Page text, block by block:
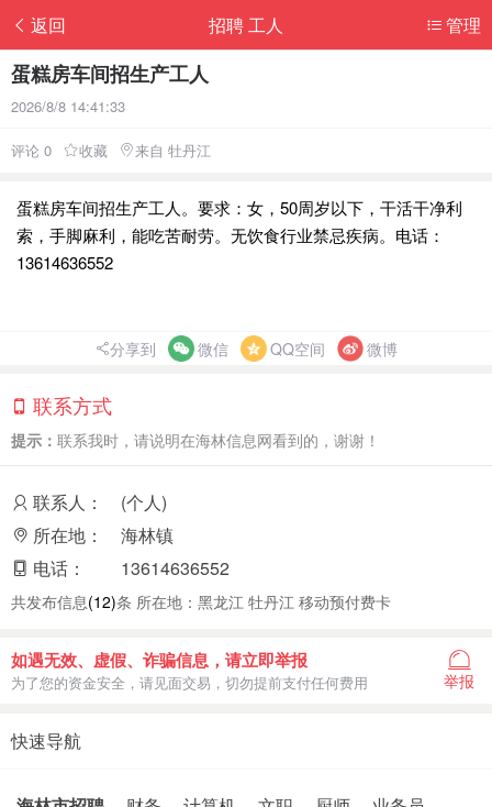
返回 管理
招聘 工人
蛋糕房车间招生产工人
2026/8/8 14:41:33
评论 0 收藏 来自 牡丹江
蛋糕房车间招生产工人。要求：女，50周岁以下，干活干净利
索，手脚麻利，能吃苦耐劳。无饮食行业禁忌疾病。电话：
13614636552
分享到 微信 QQ空间 微博
联系方式
提示： 联系我时，请说明在海林信息网看到的，谢谢！
联系人：
(个人)
所在地：
海林镇
电话：
13614636552
共发布信息(12)条 所在地：黑龙江 牡丹江 移动预付费卡
如遇无效、虚假、诈骗信息，请立即举报
为了您的资金安全，请见面交易，切勿提前支付任何费用 举报
快速导航